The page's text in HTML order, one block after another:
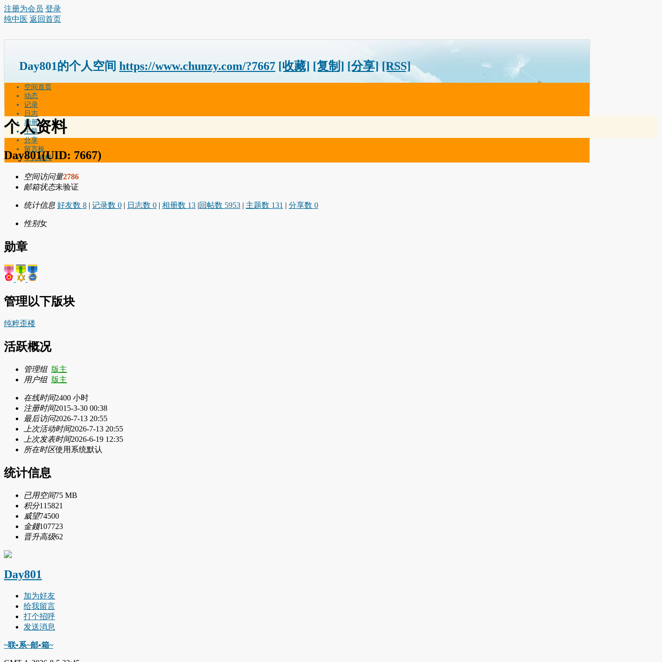
注册为会员 登录
纯中医 返回首页
Day801的个人空间 https://www.chunzy.com/?7667 [收藏] [复制] [分享] [RSS]
空间首页
动态
记录
日志
相册
主题
分享
留言板
个人资料
个人资料
Day801(UID: 7667)
空间访问量2786
邮箱状态未验证
统计信息 好友数 8 | 记录数 0 | 日志数 0 | 相册数 13 |回帖数 5953 | 主题数 131 | 分享数 0
性别女
勋章
管理以下版块
纯粹歪楼
活跃概况
管理组 版主
用户组 版主
在线时间2400 小时
注册时间2015-3-30 00:38
最后访问2026-7-13 20:55
上次活动时间2026-7-13 20:55
上次发表时间2026-6-19 12:35
所在时区使用系统默认
统计信息
已用空间75 MB
积分115821
威望74500
金錢107723
晋升高级62
Day801
加为好友
给我留言
打个招呼
发送消息
~联•系~邮•箱~